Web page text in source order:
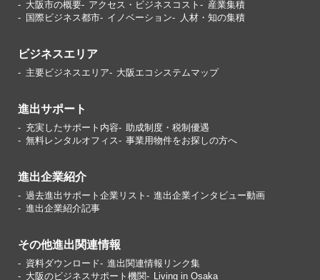
大阪市の概要 アクセス・ビジネスコスト
産業集積
国際ビジネス都市
イノベーション 人材・知の集積
ビジネスエリア
主要ビジネスエリア 大阪エコシステムマップ
進出サポート
充実したサポート内容
助成制度・税制優遇
無料レンタルオフィス
事業用物件をお探しの方へ
進出企業紹介
過去進出サポート企業リスト
進出企業インタビュー動画
進出企業紹介記事
その他進出関連情報
資料ダウンロード
進出関連情報リンク集
大阪のビジネスサポート機関
Living in Osaka